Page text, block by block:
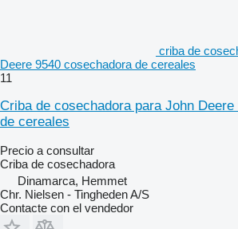
criba de
Deere 9540 cosechadora de cereales
11
Criba de cosechadora para John
de cereales
Precio a consultar
Criba de cosechadora
Dinamarca, Hemmet
Chr. Nielsen - Tingheden A/S
Contacte con el vendedor